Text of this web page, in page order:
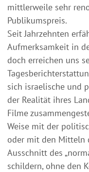
mittlerweile sehr
Publikumspreis.
Seit Jahrzehnten
Aufmerksamkeit in
doch erreichen uns
sich israelische und
der Realität ihres
Filme
Weise mit der
oder mit den Mitteln
Ausschnitt des
schildern, ohne den